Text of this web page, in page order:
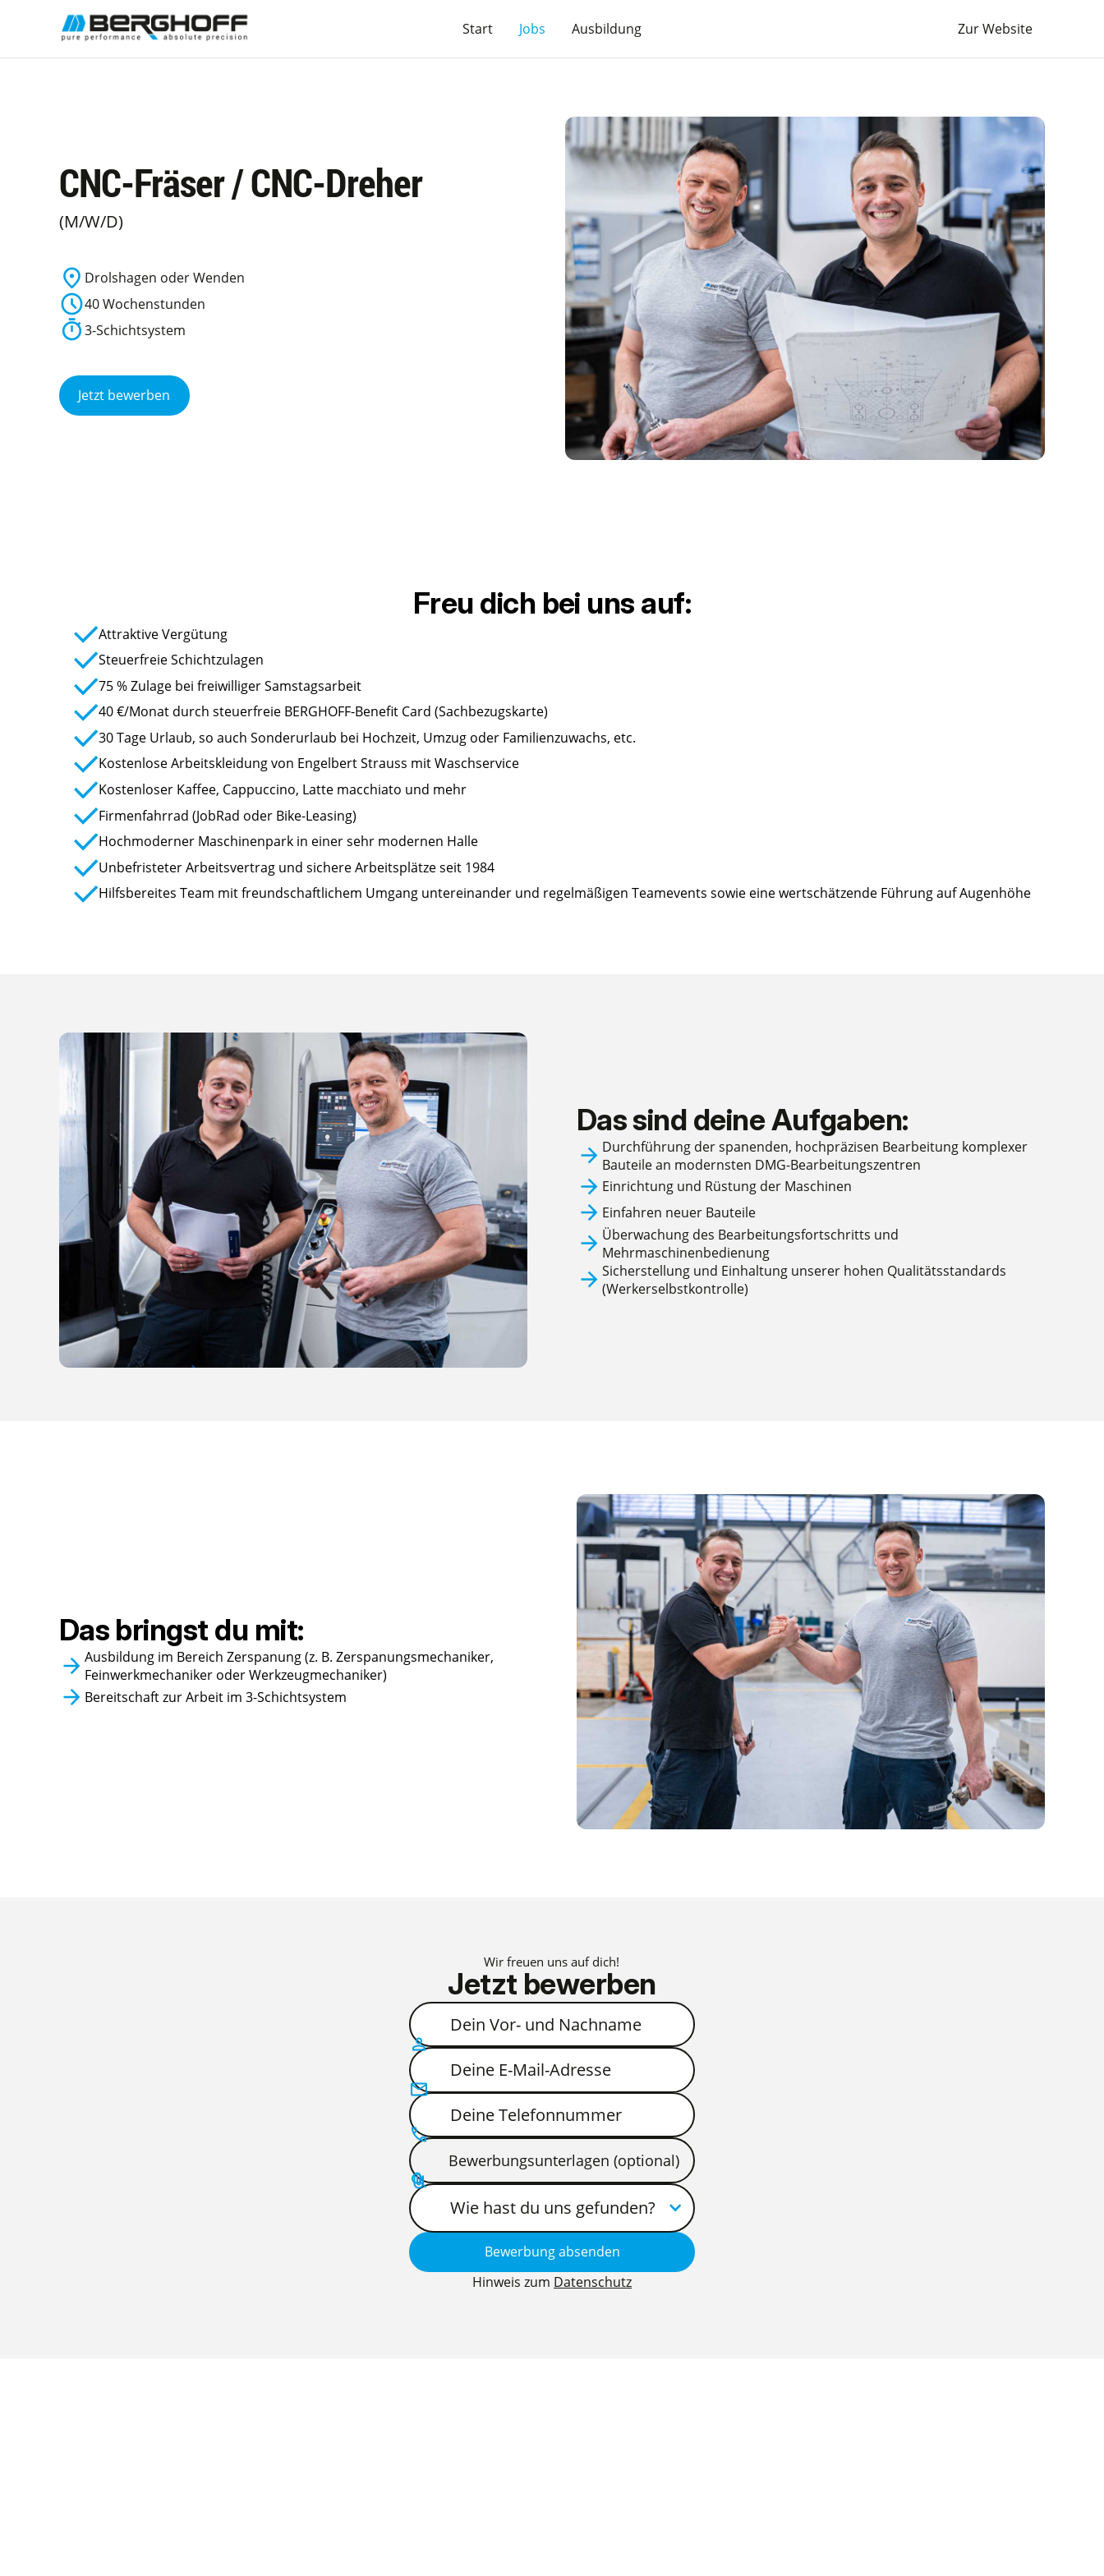
Start Jobs Ausbildung Zur Website
CNC-Fräser / CNC-Dreher
(M/W/D)
Drolshagen oder Wenden
40 Wochenstunden
3-Schichtsystem
Jetzt bewerben
Freu dich bei uns auf:
Attraktive Vergütung
Steuerfreie Schichtzulagen
75 % Zulage bei freiwilliger Samstagsarbeit
40 €/Monat durch steuerfreie BERGHOFF-Benefit Card (Sachbezugskarte)
30 Tage Urlaub, so auch Sonderurlaub bei Hochzeit, Umzug oder Familienzuwachs, etc.
Kostenlose Arbeitskleidung von Engelbert Strauss mit Waschservice
Kostenloser Kaffee, Cappuccino, Latte macchiato und mehr
Firmenfahrrad (JobRad oder Bike-Leasing)
Hochmoderner Maschinenpark in einer sehr modernen Halle
Unbefristeter Arbeitsvertrag und sichere Arbeitsplätze seit 1984
Hilfsbereites Team mit freundschaftlichem Umgang untereinander und regelmäßigen Teamevents sowie eine wertschätzende Führung auf Augenhöhe
Das sind deine Aufgaben:
Durchführung der spanenden, hochpräzisen Bearbeitung komplexer
Bauteile an modernsten DMG-Bearbeitungszentren
Einrichtung und Rüstung der Maschinen
Einfahren neuer Bauteile
Überwachung des Bearbeitungsfortschritts und
Mehrmaschinenbedienung
Sicherstellung und Einhaltung unserer hohen Qualitätsstandards
(Werkerselbstkontrolle)
Das bringst du mit:
Ausbildung im Bereich Zerspanung (z. B. Zerspanungsmechaniker,
Feinwerkmechaniker oder Werkzeugmechaniker)
Bereitschaft zur Arbeit im 3-Schichtsystem
Wir freuen uns auf dich!
Jetzt bewerben
Bewerbungsunterlagen (optional)
Wie hast du uns gefunden?
Hinweis zum Datenschutz